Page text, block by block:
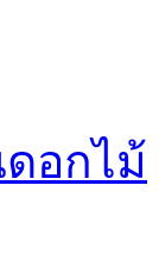
อกไม้